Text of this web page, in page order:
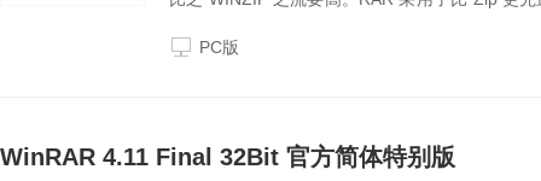
PC版
WinRAR 4.11 Final 32Bit 官方简体特别版